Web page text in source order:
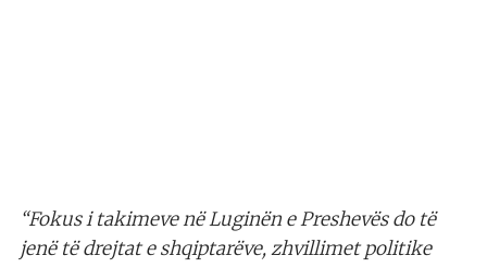
“Fokus i takimeve në Luginën e Preshevës do të
jenë të drejtat e shqiptarëve, zhvillimet politike